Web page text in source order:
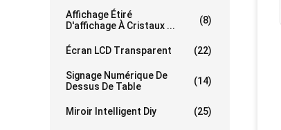
Affichage Étiré
D'affichage À Cristaux ...
(8)
Écran LCD Transparent (22)
Signage Numérique De
Dessus De Table
(14)
Miroir Intelligent Diy (25)